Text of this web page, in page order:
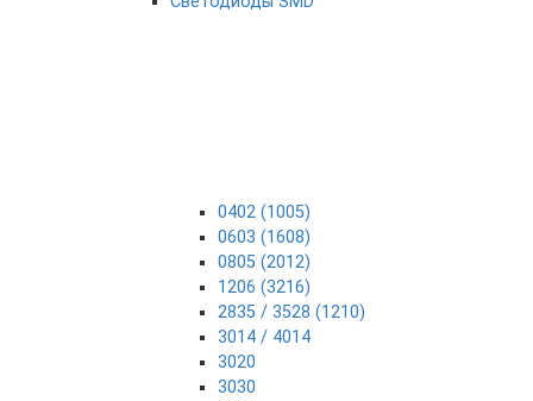
0402 (1005)
0603 (1608)
0805 (2012)
1206 (3216)
2835 / 3528 (1210)
3014 / 4014
3020
3030